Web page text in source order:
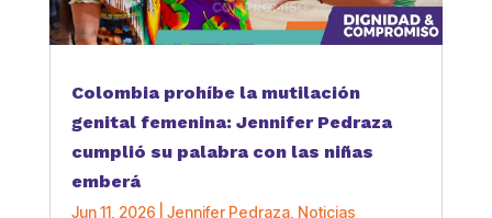
Colombia prohíbe la mutilación
genital femenina: Jennifer Pedraza
cumplió su palabra con las niñas
emberá
Jun 11, 2026 Jennifer Pedraza, Noticias